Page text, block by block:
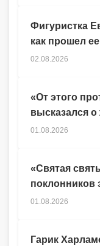
Гарик
Фигуристка
как прошел
02.08.2026
«От этого
высказался о
01.08.2026
«Святая
поклонников
01.08.2026